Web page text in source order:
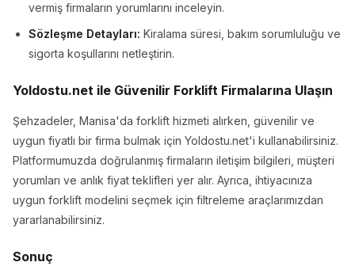
vermiş firmaların yorumlarını inceleyin.
Sözleşme Detayları: Kiralama süresi, bakım sorumluluğu ve
sigorta koşullarını netleştirin.
Yoldostu.net ile Güvenilir Forklift Firmalarına Ulaşın
Şehzadeler, Manisa'da forklift hizmeti alırken, güvenilir ve
uygun fiyatlı bir firma bulmak için Yoldostu.net'i kullanabilirsiniz.
Platformumuzda doğrulanmış firmaların iletişim bilgileri, müşteri
yorumları ve anlık fiyat teklifleri yer alır. Ayrıca, ihtiyacınıza
uygun forklift modelini seçmek için filtreleme araçlarımızdan
yararlanabilirsiniz.
Sonuç